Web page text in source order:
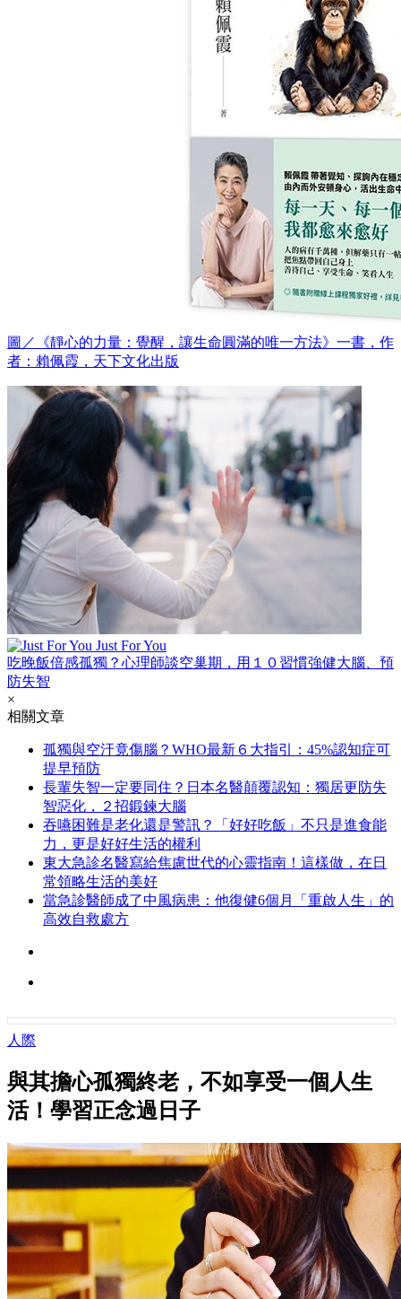
圖／《靜心的力量：覺醒，讓生命圓滿的唯一方法》一書，作
者：賴佩霞，天下文化出版
Just For You
吃晚飯倍感孤獨？心理師談空巢期，用１０習慣強健大腦、預
防失智
×
相關文章
孤獨與空汙竟傷腦？WHO最新６大指引：45%認知症可
提早預防
長輩失智一定要同住？日本名醫顛覆認知：獨居更防失
智惡化，２招鍛鍊大腦
吞嚥困難是老化還是警訊？「好好吃飯」不只是進食能
力，更是好好生活的權利
東大急診名醫寫給焦慮世代的心靈指南！這樣做，在日
常領略生活的美好
當急診醫師成了中風病患：他復健6個月「重啟人生」的
高效自救處方
人際
與其擔心孤獨終老，不如享受一個人生
活！學習正念過日子